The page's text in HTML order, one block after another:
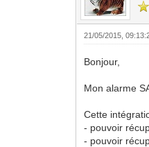
21/05/2015,
Bonjour,
Mon alarme
Cette
- pouvoir
- pouvoir